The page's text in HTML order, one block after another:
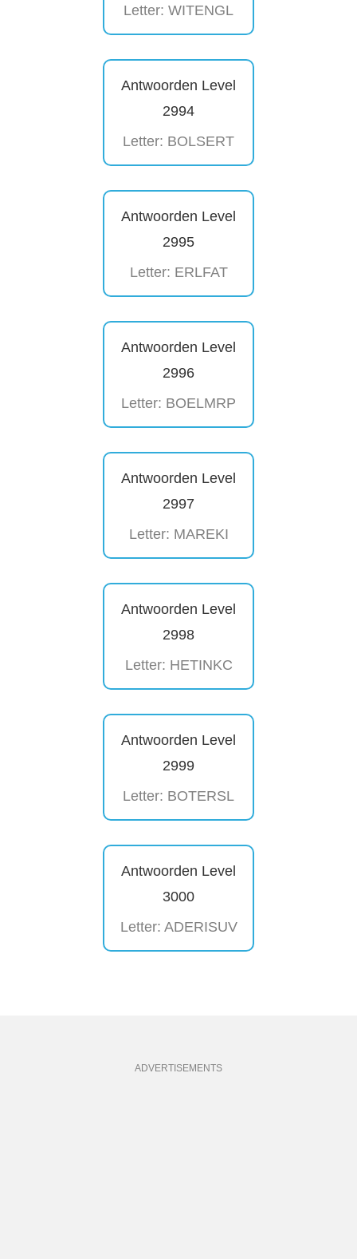
Letter: WITENGL
Antwoorden Level
2994
Letter: BOLSERT
Antwoorden Level
2995
Letter: ERLFAT
Antwoorden Level
2996
Letter: BOELMRP
Antwoorden Level
2997
Letter: MAREKI
Antwoorden Level
2998
Letter: HETINKC
Antwoorden Level
2999
Letter: BOTERSL
Antwoorden Level
3000
Letter: ADERISUV
ADVERTISEMENTS